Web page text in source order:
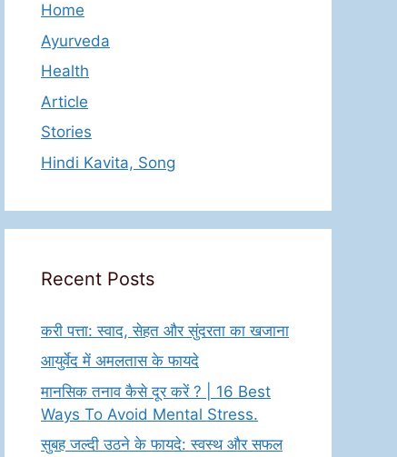
Home
Ayurveda
Health
Article
Stories
Hindi Kavita, Song
Recent Posts
करी पत्ता: स्वाद, सेहत और सुंदरता का खजाना
आयुर्वेद में अमलतास के फायदे
मानसिक तनाव कैसे दूर करें ? | 16 Best
Ways To Avoid Mental Stress.
सुबह जल्दी उठने के फायदे: स्वस्थ और सफल